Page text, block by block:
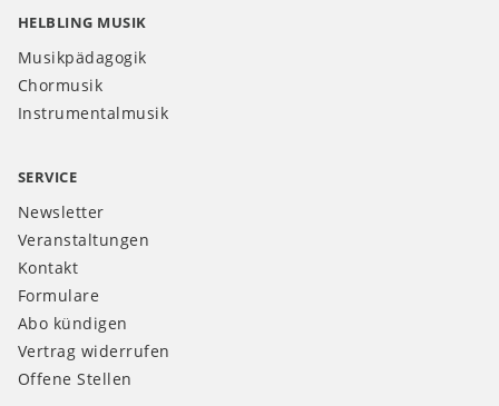
HELBLING MUSIK
Musikpädagogik
Chormusik
Instrumentalmusik
SERVICE
Newsletter
Veranstaltungen
Kontakt
Formulare
Abo kündigen
Vertrag widerrufen
Offene Stellen